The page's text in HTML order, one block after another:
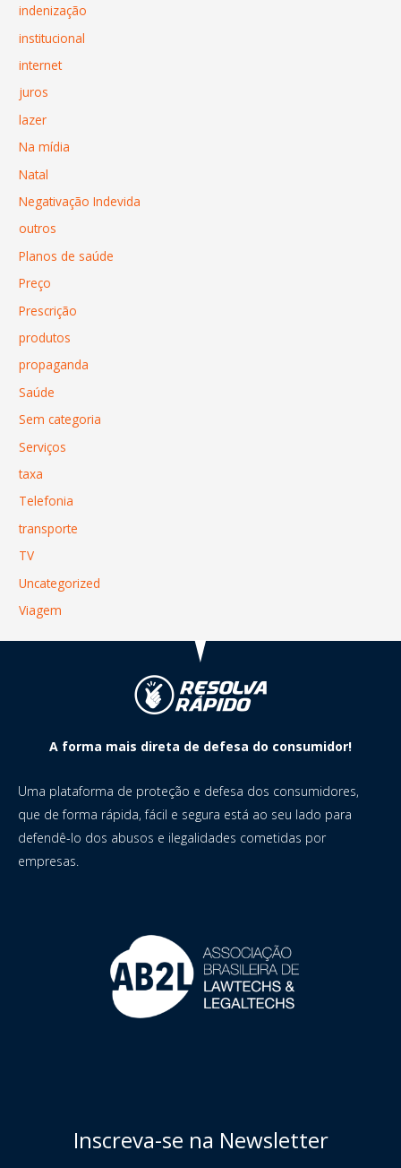
indenização
institucional
internet
juros
lazer
Na mídia
Natal
Negativação Indevida
outros
Planos de saúde
Preço
Prescrição
produtos
propaganda
Saúde
Sem categoria
Serviços
taxa
Telefonia
transporte
TV
Uncategorized
Viagem
A forma mais direta de defesa do consumidor!
Uma plataforma de proteção e defesa dos consumidores,
que de forma rápida, fácil e segura está ao seu lado para
defendê-lo dos abusos e ilegalidades cometidas por
empresas.
Inscreva-se na Newsletter